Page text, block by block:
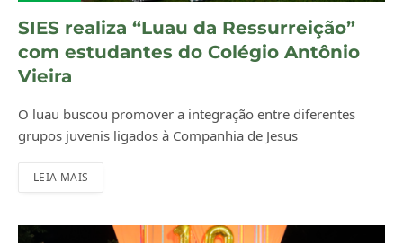
SIES realiza “Luau da Ressurreição”
com estudantes do Colégio Antônio
Vieira
O luau buscou promover a integração entre diferentes
grupos juvenis ligados à Companhia de Jesus
LEIA MAIS